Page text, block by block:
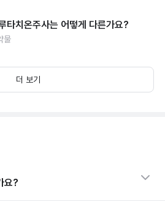
타치온주사는 어떻게 다른가요?
물
더 보기
요?